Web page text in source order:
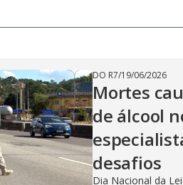
DO R7/19/06/2026
Mortes
de álcool
desafios
Dia Nacional da